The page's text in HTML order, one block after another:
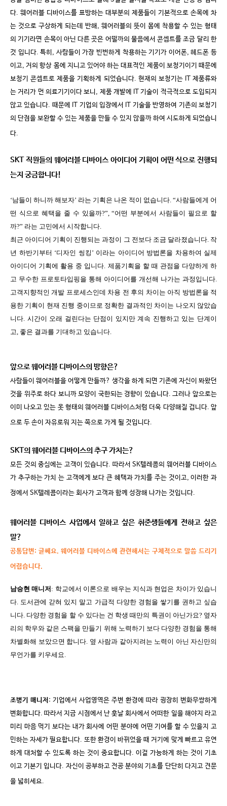
다. 웨어러블 디바이스를 표방하는 대부분의 제품들이 기본적으로 손목에 차
는 것으로 구상하게 되는데 반해 , 웨어러블의 뜻이 몸에 착용할 수 있는 형태
의 기기라면 손목이 아닌 다른 곳은 어떨까의 물음에서 콘셉트를 조금 달리 한
것 입니다.특히 , 사람들이 가장 빈번하게 착용하는 기기가 이어폰,헤드폰 등
이고,거의 항상 몸에 지니고 있어야 하는 대표적인 제품이 보청기이기 때문에
보청기 콘셉트로 제품을 기획하게 되었습니다. 현재의 보청기는IT 제품류와
는 거리가 먼 의료기기이다 보니 , 제품 개발에 IT기술이 적극적으로 도입되지
않고 있습니다. 때문에 기업의 입장에서
기술을 반영하여 기존의 보청기
의 단점을 보완할 수 있는 제품을 만들 수 있지 않을까 하여 시도하게 되었습니
다.
SKT 직원들의 웨어러블 디바이스 아이디어 기획이 어떤 식으로 진행되
는지 궁금합니다!
‘남들이 하니까 해보자’ 라는 기획은 나온 적이 없습니다 “사람들에게 어
떤 식으로 혜택을 줄 수 있을까?” , “어떤 부분에서 사람들이 필요로 할
까?” 라는 고민에서 시작합니다
최근 아이디어 기획이 진행되는 과정이 그 전보다 조금 달라졌습니다. 작
년 하반기부터 ‘디자인 씽킹’ 이라는 아이디어 방법론을 차용하여 실제
아이디어 기획에 활용 중 입니다 제품기획을 할 때 관점을 다양하게 하
고 무수한 프로토타입핑을 통해 아이디어를 개선해 나가는 과정입니다
고객지향적인 개발 프로세스인데 차용 전 후의 차이는 아직 방법론을 적
용한 기획이 현재 진행 중이므로 정확한 결과적인 차이는 나오지 않았습
니다 시간이 오래 걸린다는 단점이 있지만 계속 진행하고 있는 단계이
고 좋은 결과를 기대하고 있습니다
앞으로 웨어러블 디바이스의 방향은?
사람들이 웨어러블을 어떻게 만들까? 생각을 하게 되면 기존에 자신이 봐왔던
것을 위주로 하다 보니까 모양이 국한되는 경향이 있습니다.그러나 앞으로는
이미 나오고 있는 옷 형태의 웨어러블 디바이스처럼 더욱 다양해질 겁니다.앞
으로 두 손이 자유로워 지는 쪽으로 가게 될 것입니다.
SKT 의 웨어러블 디바이스의 추구 가치는?
모든 것의 중심에는 고객이 있습니다. 따라서 SK텔레콤의 웨어러블 디바이스
가 추구하는 가치 는 고객에게 보다 큰 혜택과 가치를 주는 것이고,이러한 과
정에서 SK텔레콤이라는 회사가 고객과 함께 성장해 나가는 것입니다.
웨어러블 디바이스 사업에서 일하고 싶은 취준생들에게 전하고 싶은
말?
공통답변: 글쎄요. 웨어러블 디바이스에 관련해서는 구체적으로 말씀 드리기
어렵습니다.
남승현 매니저 : 학교에서 이론으로 배우는 지식과 현업은 차이가 있습니
다 도서관에 갇혀 있지 말고 가급적 다양한 경험을 쌓기를 권하고 싶습
니다 다양한 경험을 할 수 있다는 건 학생 때만의 특권이 아닌가요? 옆자
리의 학우와 같은 스팩을 만들기 위해 노력하기 보다 다양한 경험을 통해
차별화해 보았으면 합니다 옆 사람과 같아지려는 노력이 아닌 자신만의
무언가를 키우세요
조병기 매니저 : 기업에서 사업영역은 주변 환경에 따라 굉장히 변화무쌍하게
변화합니다.따라서 지금 시점에서 난 훗날 회사에서 어떠한 일을 해야지 라고
미리 마음 먹기 보다는 내가 회사에 어떤 분야에 어떤 기여를 할 수 있을지 고
민하는 자세가 필요합니다. 또한 환경이 바뀌었을 때 거기에 맞게 빠르고 유연
하게 대처할 수 있도록 하는 것이 중요합니다. 이걸 가능하게 하는 것이 기초
이고 기본기 입니다. 자신이 공부하고 전공 분야의 기초를 단단히 다지고 견문
을 넓히세요.